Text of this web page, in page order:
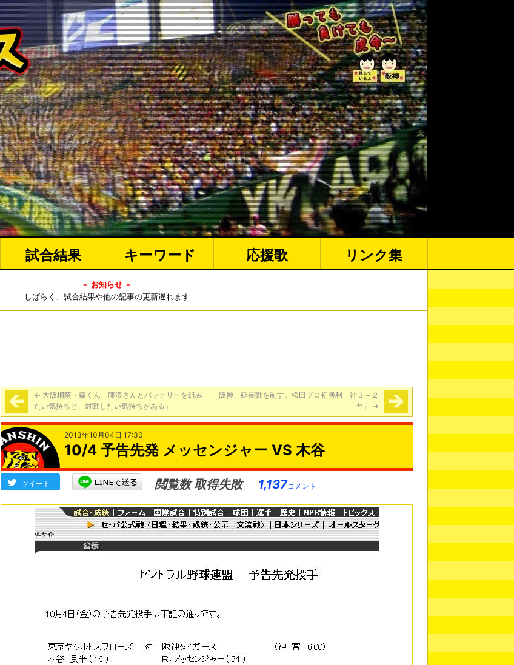
試合結果 キーワード 応援歌 リンク集
－ お知らせ －
しばらく、試合結果や他の記事の更新遅れます
← 大阪桐蔭・森くん「藤浪さんとバッテリーを組み
たい気持ちと、対戦したい気持ちがある」
阪神、延長戦を制す。松田プロ初勝利「神３－２
ヤ」 →
2013年10月04日 17:30
10/4 予告先発 メッセンジャー VS 木谷
ツイート 閲覧数 取得失敗 1,137コメント